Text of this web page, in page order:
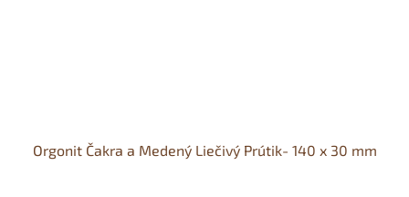
Orgonit Čakra a Medený Liečivý Prútik- 140 x 30 mm